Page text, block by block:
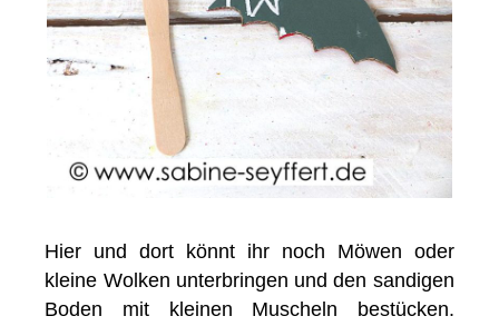
Hier und dort könnt ihr noch Möwen oder
kleine Wolken unterbringen und den sandigen
Boden mit kleinen Muscheln bestücken.